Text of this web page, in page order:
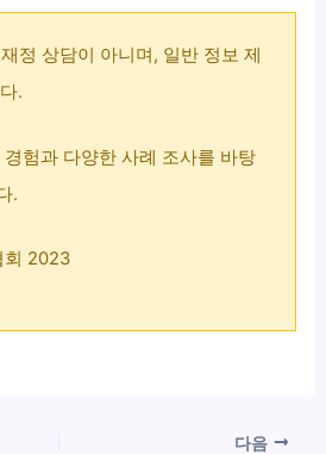
정 상담이 아니며, 일반 정보 제
.
험과 다양한 사례 조사를 바탕
.
회 2023
다음